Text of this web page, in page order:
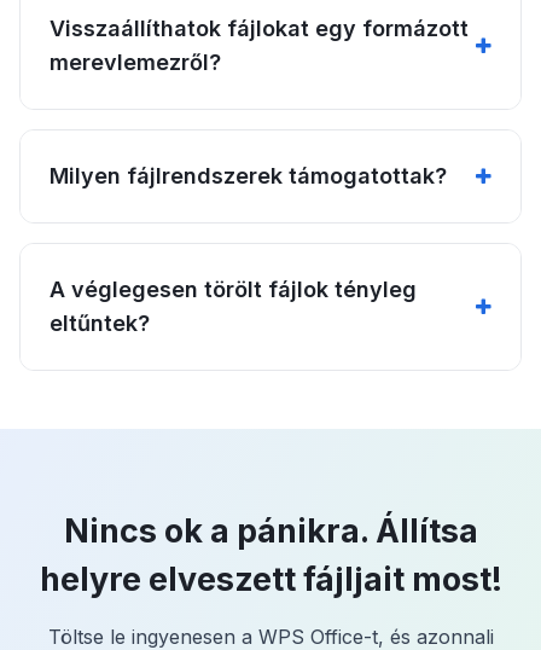
Visszaállíthatok fájlokat egy formázott
merevlemezről?
Milyen fájlrendszerek támogatottak?
A véglegesen törölt fájlok tényleg
eltűntek?
Nincs ok a pánikra. Állítsa
helyre elveszett fájljait most!
Töltse le ingyenesen a WPS Office-t, és azonnali